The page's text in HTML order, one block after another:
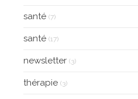
santé (7)
santé (17)
newsletter (3)
thérapie (3)